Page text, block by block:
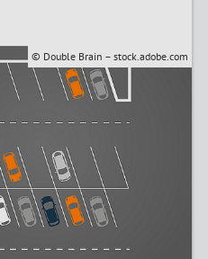
© Double Brain – stock.adobe.com